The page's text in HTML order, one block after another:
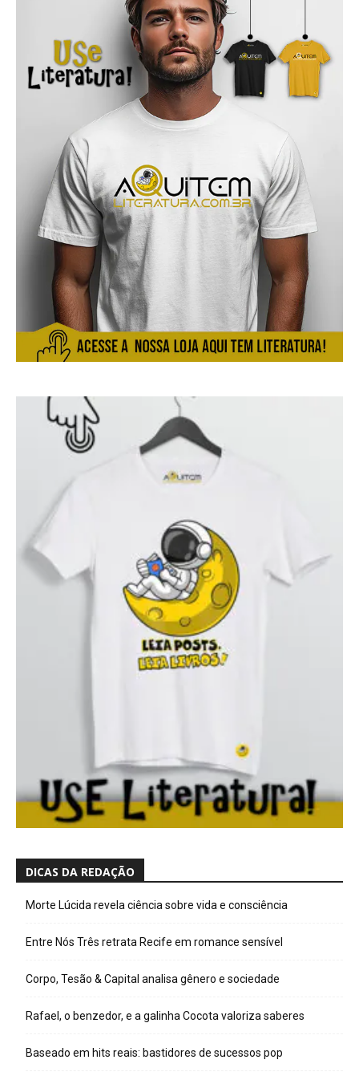
DICAS DA REDAÇÃO
Morte Lúcida revela ciência sobre vida e consciência
Entre Nós Três retrata Recife em romance sensível
Corpo, Tesão & Capital analisa gênero e sociedade
Rafael, o benzedor, e a galinha Cocota valoriza saberes
Baseado em hits reais: bastidores de sucessos pop